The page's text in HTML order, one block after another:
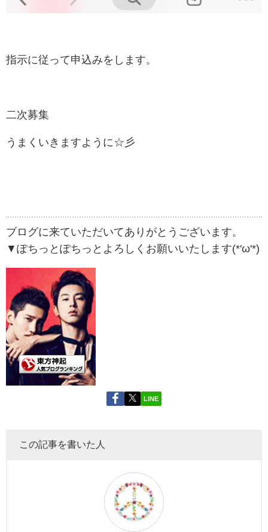
指示に従って申込みをします。
二次募集
うまくいきますように☆彡
ブログに来ていただいてありがとうございます。
▼ぽちっとぽちっとよろしくお願いいたします(*'ω'*)
LINE
この記事を書いた人